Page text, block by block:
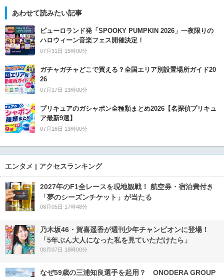
あわせて読みたい記事
ピューロランド発「SPOOKY PUMPKIN 2026」一夜限りの
ハロウィーン音楽フェス開催決定！
07月31日 15時00分
ガチャガチャどこで買える？全国エリア別設置場所ガイド20
26
07月17日 13時00分
プリキュアのガシャポン全種類まとめ2026【名探偵プリキュ
ア最新9選】
07月16日 13時00分
エンタメ | アクセスランキング
2027年のF1全レースを現地観戦！ 航空券・宿泊費付き
「夢のシーズンチケット」が当たる
08月05日 17時48分
乃木坂46・賀喜遥香が週刊少年チャンピオンに登場！
「5年ぶん大人になった私を見ていただけたら」
08月07日 18時00分
なぜ59歳の三浦知良選手を起用？ ONODERA GROUP